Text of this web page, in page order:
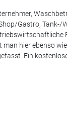
Gastro,
hier ebenso
Ein